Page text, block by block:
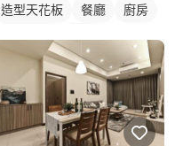
造型天花板 餐廳
廚房
全室照明設計
客廳燈光設計